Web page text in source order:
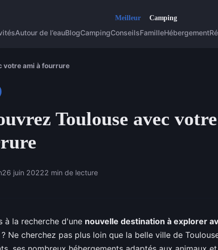
Autour de l’eauBlogCampingConseilsFamilleHébergement
votre ami à fourrure
Toulouse avec
26 juin 20222 min de lecture
à la recherche d'une nouvelle destination à explorer
? Ne cherchez pas plus loin que la belle ville de